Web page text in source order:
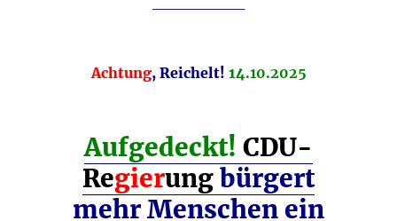
Achtung, Reichelt! 14.10.2025
Aufgedeckt! CDU-
Regierungbürgert
mehr Menschen ein